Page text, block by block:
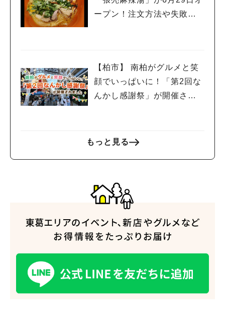
ープン！注文方法や失敗し
【柏市】 南柏がグルメと笑
顔でいっぱいに！「第2回な
んかし感謝祭」が開催され
もっと見る